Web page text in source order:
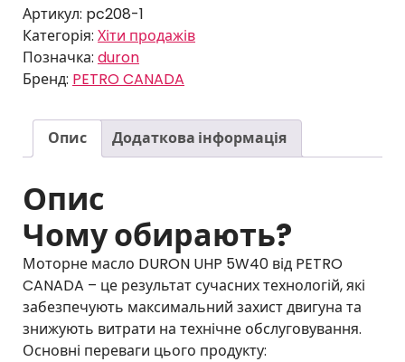
г
н
р
40
кількість
Артикул: pc208-1
Категорія: Хіти продажів
Позначка: duron
Бренд: PETRO CANADA
Опис Додаткова інформація
Опис
Чому обирають?
Моторне масло DURON UHP 5W40 від PETRO
CANADA – це результат сучасних технологій, які
забезпечують максимальний захист двигуна та
знижують витрати на технічне обслуговування.
Основні переваги цього продукту: